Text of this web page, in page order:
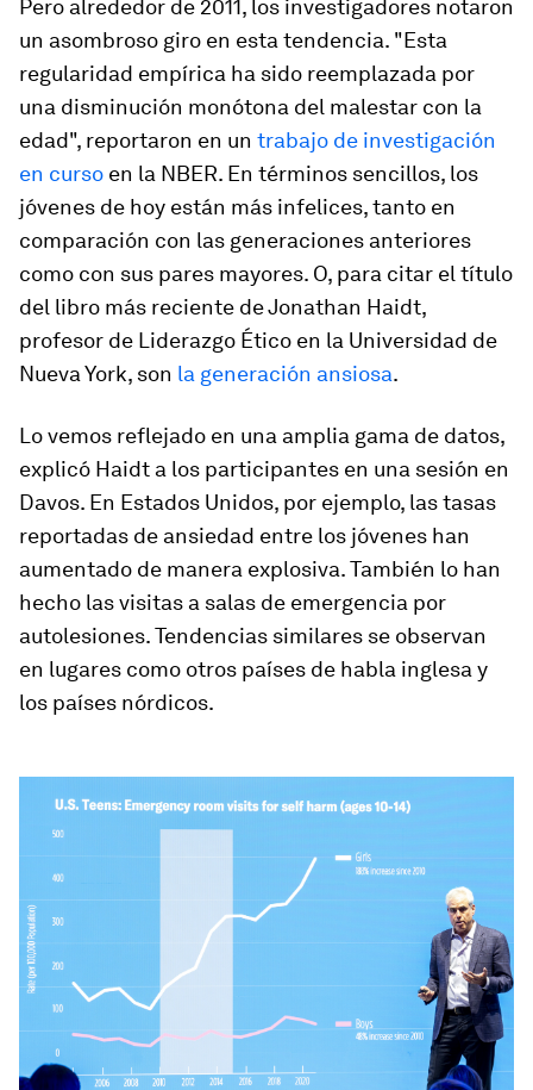
Pero alrededor de 2011, los investigadores notaron
un asombroso giro en esta tendencia. "Esta
regularidad empírica ha sido reemplazada por
una disminución monótona del malestar con la
edad", reportaron en un trabajo de investigación
en curso en la NBER. En términos sencillos, los
jóvenes de hoy están más infelices, tanto en
comparación con las generaciones anteriores
como con sus pares mayores. O, para citar el título
del libro más reciente de Jonathan Haidt,
profesor de Liderazgo Ético en la Universidad de
Nueva York, son la generación ansiosa.
Lo vemos reflejado en una amplia gama de datos,
explicó Haidt a los participantes en una sesión en
Davos. En Estados Unidos, por ejemplo, las tasas
reportadas de ansiedad entre los jóvenes han
aumentado de manera explosiva. También lo han
hecho las visitas a salas de emergencia por
autolesiones. Tendencias similares se observan
en lugares como otros países de habla inglesa y
los países nórdicos.